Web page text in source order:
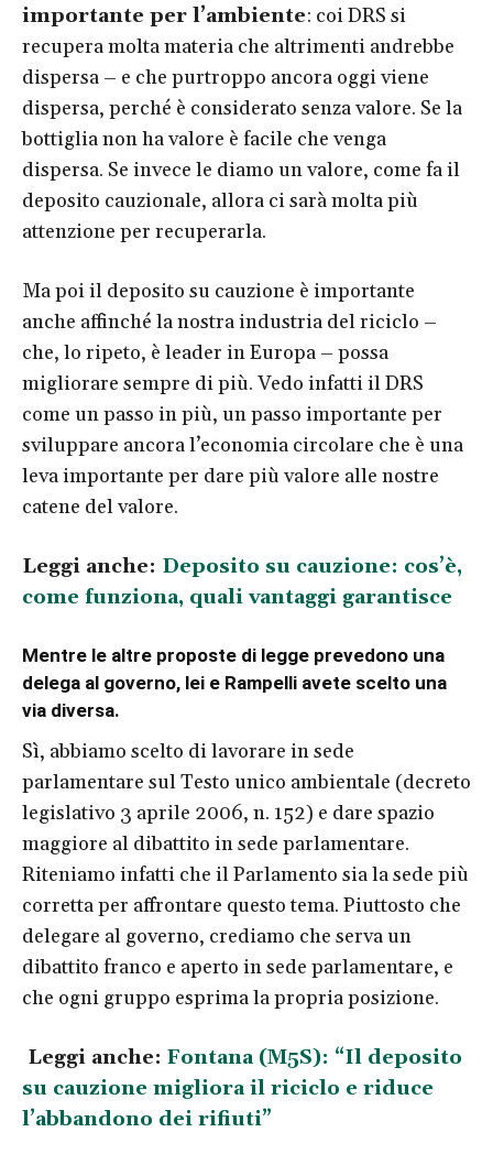
importante per l’ambiente: coi DRS si
recupera molta materia che altrimenti andrebbe
dispersa – e che purtroppo ancora oggi viene
dispersa, perché è considerato senza valore. Se la
bottiglia non ha valore è facile che venga
dispersa. Se invece le diamo un valore, come fa il
deposito cauzionale, allora ci sarà molta più
attenzione per recuperarla.
Ma poi il deposito su cauzione è importante
anche affinché la nostra industria del riciclo –
che, lo ripeto, è leader in Europa – possa
migliorare sempre di più. Vedo infatti il DRS
come un passo in più, un passo importante per
sviluppare ancora l’economia circolare che è una
leva importante per dare più valore alle nostre
catene del valore.
Leggi anche: Deposito su cauzione: cos’è,
come funziona, quali vantaggi garantisce
Mentre le altre proposte di legge prevedono una
delega al governo, lei e Rampelli avete scelto una
via diversa.
Sì, abbiamo scelto di lavorare in sede
parlamentare sul Testo unico ambientale (decreto
legislativo 3 aprile 2006, n. 152) e dare spazio
maggiore al dibattito in sede parlamentare.
Riteniamo infatti che il Parlamento sia la sede più
corretta per affrontare questo tema. Piuttosto che
delegare al governo, crediamo che serva un
dibattito franco e aperto in sede parlamentare, e
che ogni gruppo esprima la propria posizione.
Leggi anche: Fontana (M5S): “Il deposito
su cauzione migliora il riciclo e riduce
l’abbandono dei rifiuti”